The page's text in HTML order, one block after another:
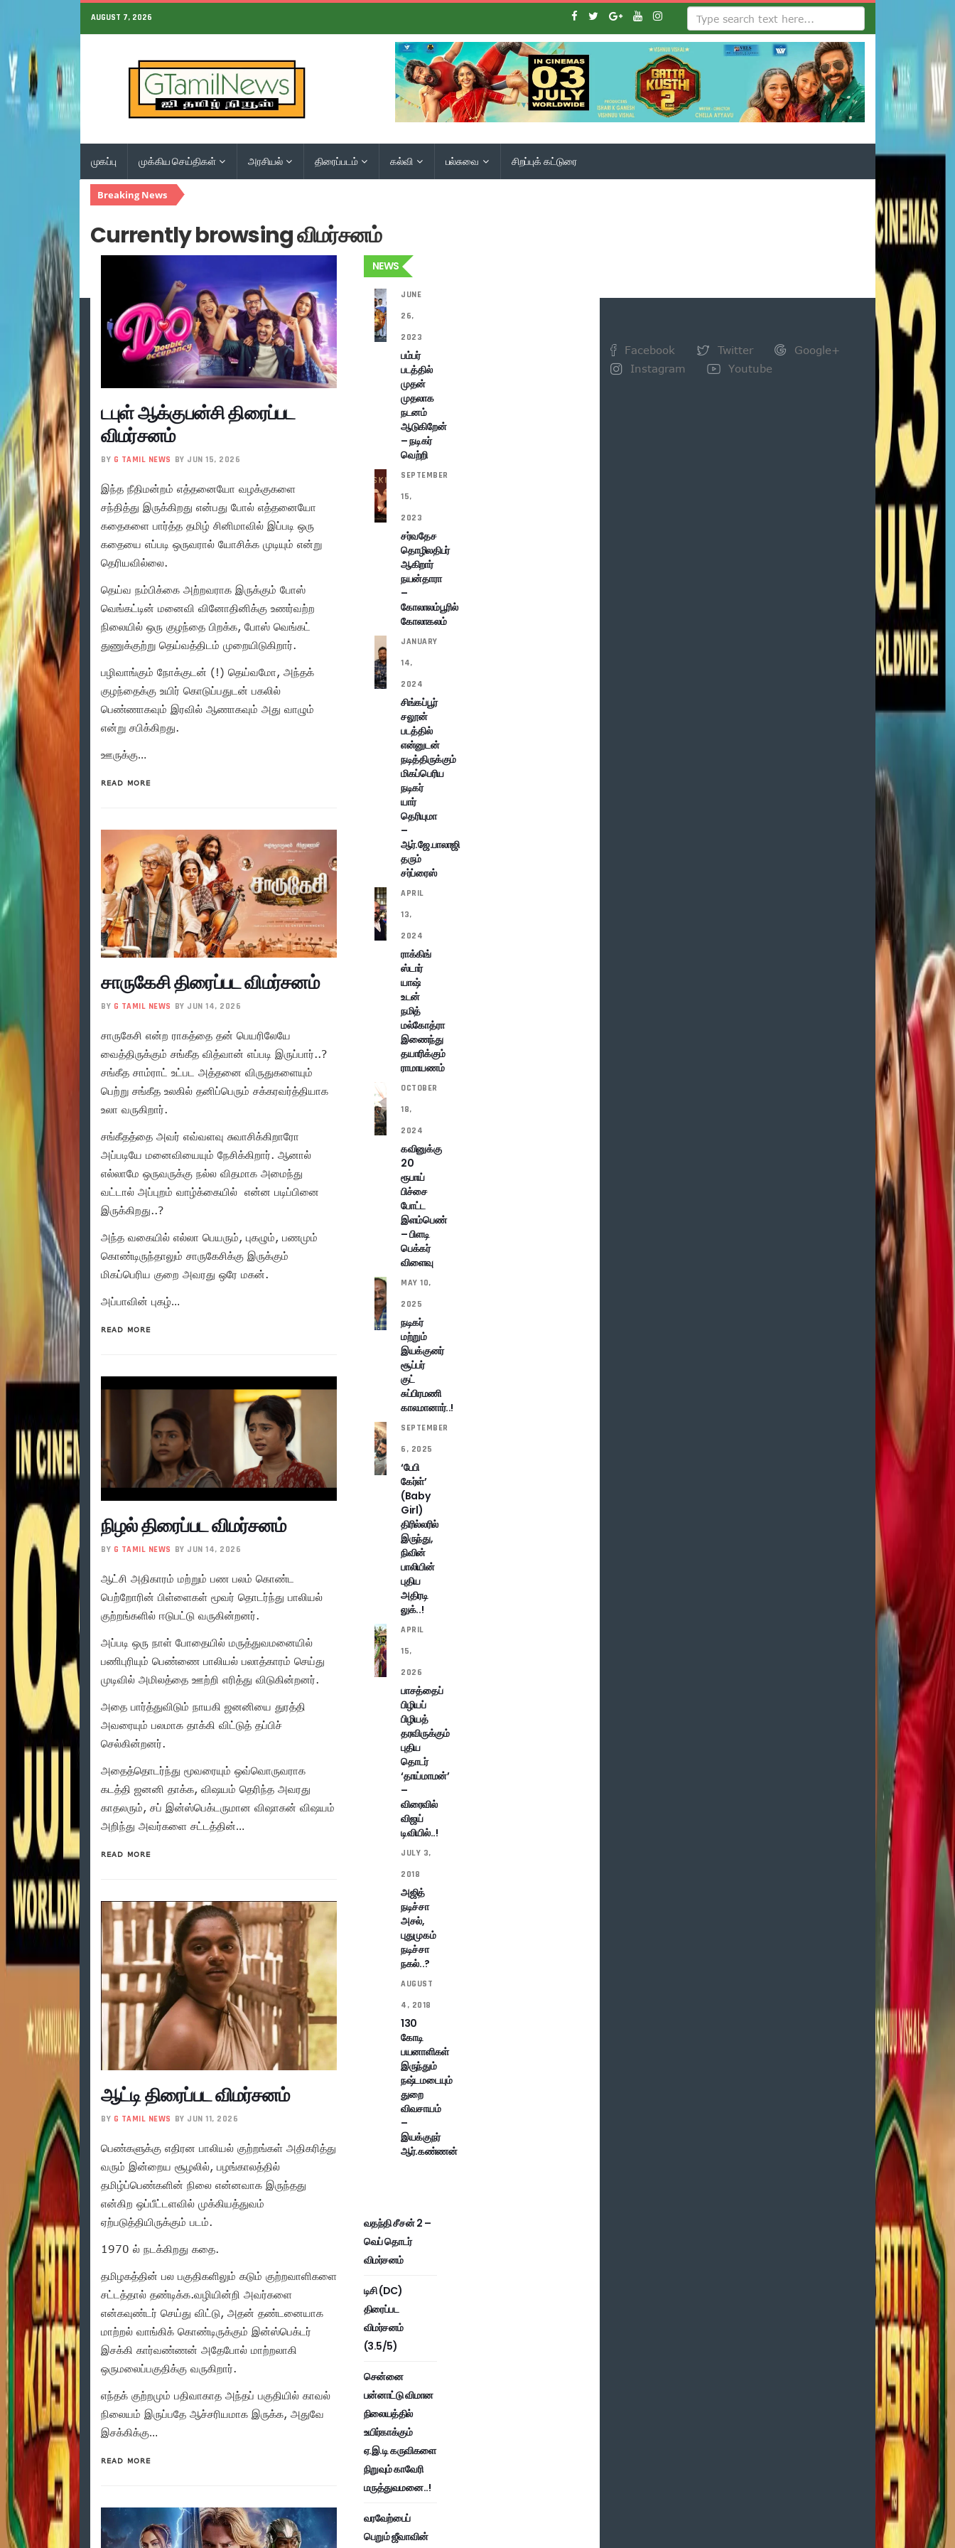
AUGUST 7, 2026
முகப்பு முக்கிய செய்திகள் அரசியல் திரைப்படம் கல்வி பல்சுவை சிறப்புக் கட்டுரை
Breaking News
Currently browsing விமர்சனம்
டபுள் ஆக்குபன்சி திரைப்பட
விமர்சனம்
BY G TAMIL NEWS BY JUN 15, 2026
இந்த நீதிமன்றம் எத்தனையோ வழக்குகளை
சந்தித்து இருக்கிறது என்பது போல் எத்தனையோ
கதைகளை பார்த்த தமிழ் சினிமாவில் இப்படி ஒரு
கதையை எப்படி ஒருவரால் யோசிக்க முடியும் என்று
தெரியவில்லை.
தெய்வ நம்பிக்கை அற்றவராக இருக்கும் போஸ்
வெங்கட்டின் மனைவி வினோதினிக்கு உணர்வற்ற
நிலையில் ஒரு குழந்தை பிறக்க, போஸ் வெங்கட்
துணுக்குற்று தெய்வத்திடம் முறையிடுகிறார்.
பழிவாங்கும் நோக்குடன் (!) தெய்வமோ, அந்தக்
குழந்தைக்கு உயிர் கொடுப்பதுடன் பகலில்
பெண்ணாகவும் இரவில் ஆணாகவும் அது வாழும்
என்று சபிக்கிறது.
ஊருக்கு…
READ MORE
சாருகேசி திரைப்பட விமர்சனம்
BY G TAMIL NEWS BY JUN 14, 2026
சாருகேசி என்ற ராகத்தை தன் பெயரிலேயே
வைத்திருக்கும் சங்கீத வித்வான் எப்படி இருப்பார்..?
சங்கீத சாம்ராட் உட்பட அத்தனை விருதுகளையும்
பெற்று சங்கீத உலகில் தனிப்பெரும் சக்கரவர்த்தியாக
உலா வருகிறார்.
சங்கீதத்தை அவர் எவ்வளவு சுவாசிக்கிறாரோ
அப்படியே மனைவியையும் நேசிக்கிறார். ஆனால்
எல்லாமே ஒருவருக்கு நல்ல விதமாக அமைந்து
வட்டால் அப்புறம் வாழ்க்கையில் என்ன படிப்பினை
இருக்கிறது..?
அந்த வகையில் எல்லா பெயரும், புகழும், பணமும்
கொண்டிருந்தாலும் சாருகேசிக்கு இருக்கும்
மிகப்பெரிய குறை அவரது ஒரே மகன்.
அப்பாவின் புகழ்…
READ MORE
நிழல் திரைப்பட விமர்சனம்
BY G TAMIL NEWS BY JUN 14, 2026
ஆட்சி அதிகாரம் மற்றும் பண பலம் கொண்ட
பெற்றோரின் பிள்ளைகள் மூவர் தொடர்ந்து பாலியல்
குற்றங்களில் ஈடுபட்டு வருகின்றனர்.
அப்படி ஒரு நாள் போதையில் மருத்துவமனையில்
பணிபுரியும் பெண்ணை பாலியல் பலாத்காரம் செய்து
முடிவில் அமிலத்தை ஊற்றி எரித்து விடுகின்றனர்.
அதை பார்த்துவிடும் நாயகி ஜனனியை துரத்தி
அவரையும் பலமாக தாக்கி விட்டுத் தப்பிச்
செல்கின்றனர்.
அதைத்தொடர்ந்து மூவரையும் ஒவ்வொருவராக
கடத்தி ஜனனி தாக்க, விஷயம் தெரிந்த அவரது
காதலரும், சப் இன்ஸ்பெக்டருமான விஷாகன் விஷயம்
அறிந்து அவர்களை சட்டத்தின்…
READ MORE
ஆட்டி திரைப்பட விமர்சனம்
BY G TAMIL NEWS BY JUN 11, 2026
பெண்களுக்கு எதிரன பாலியல் குற்றங்கள் அதிகரித்து
வரும் இன்றைய சூழலில், பழங்காலத்தில்
தமிழ்ப்பெண்களின் நிலை என்னவாக இருந்தது
என்கிற ஒப்பீட்டளவில் முக்கியத்துவம்
ஏற்படுத்தியிருக்கும் படம்.
1970 ல் நடக்கிறது கதை.
தமிழகத்தின் பல பகுதிகளிலும் கடும் குற்றவாளிகளை
சட்டத்தால் தண்டிக்க.வழியின்றி அவர்களை
என்கவுண்டர் செய்து விட்டு, அதன் தண்டனையாக
மாற்றல் வாங்கிக் கொண்டிருக்கும் இன்ஸ்பெக்டர்
இசக்கி கார்வண்ணன் அதேபோல் மாற்றலாகி
ஒருமலைப்பகுதிக்கு வருகிறார்.
எந்தக் குற்றமும் பதிவாகாத அந்தப் பகுதியில் காவல்
நிலையம் இருப்பதே ஆச்சரியமாக இருக்க, அதுவே
இசக்கிக்கு…
READ MORE
NEWS
JUNE
26,
2023
பம்பர்
படத்தில்
முதன்
முதலாக
நடனம்
ஆடுகிறேன்
– நடிகர்
வெற்றி
SEPTEMBER
15,
2023
சர்வதேச
தொழிலதிபர்
ஆகிறார்
நயன்தாரா
–
கோலாலம்பூரில்
கோலாகலம்
JANUARY
14,
2024
சிங்கப்பூர்
சலூன்
படத்தில்
என்னுடன்
நடித்திருக்கும்
மிகப்பெரிய
நடிகர்
யார்
தெரியுமா
–
ஆர்.ஜே.பாலாஜி
தரும்
சர்ப்ரைஸ்
APRIL
13,
2024
ராக்கிங்
ஸ்டார்
யாஷ்
உடன்
நமித்
மல்கோத்ரா
இணைந்து
தயாரிக்கும்
ராமாயணம்
OCTOBER
18,
2024
கவினுக்கு
20
ரூபாய்
பிச்சை
போட்ட
இளம்பெண்
– பிளடி
பெக்கர்
விளைவு
MAY 10,
2025
நடிகர்
மற்றும்
இயக்குனர்
சூப்பர்
குட்
சுப்பிரமணி
காலமானார்..!
SEPTEMBER
6, 2025
‘பேபி
கேர்ள்’
(Baby
Girl)
திரில்லரில்
இருந்து,
நிவின்
பாலியின்
புதிய
அதிரடி
லுக்..!
APRIL
15,
2026
பாசத்தைப்
பிழியப்
பிழியத்
தரவிருக்கும்
புதிய
தொடர்
‘தாய்மாமன்’
–
விரைவில்
விஜய்
டிவியில்..!
JULY 3,
2018
அஜித்
நடிச்சா
அசல்,
புதுமுகம்
நடிச்சா
நகல்..?
AUGUST
4, 2018
130
கோடி
பயனாளிகள்
இருந்தும்
நஷ்டமடையும்
துறை
விவசாயம்
–
இயக்குநர்
ஆர்.கண்ணன்
வதந்தி சீசன் 2 –
வெப் தொடர்
விமர்சனம்
டிசி (DC)
திரைப்பட
விமர்சனம்
(3.5/5)
சென்னை
பன்னாட்டு விமான
நிலையத்தில்
உயிர்காக்கும்
ஏ.இ.டி கருவிகளை
நிறுவும் காவேரி
மருத்துவமனை..!
வரவேற்பைப்
பெறும் ஜீவாவின்
Facebook Twitter
Google+
Instagram
Youtube